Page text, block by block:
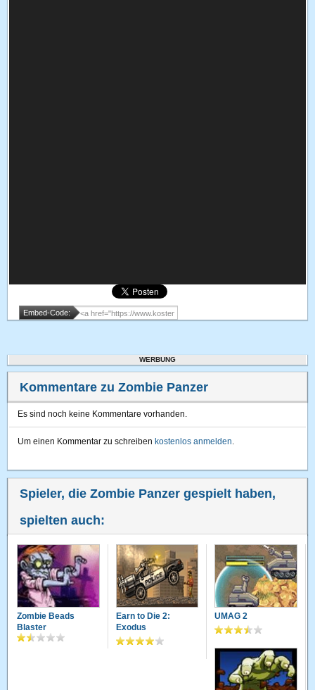
Embed-Code:
WERBUNG
Kommentare zu Zombie Panzer
Es sind noch keine Kommentare vorhanden.
Um einen Kommentar zu schreiben kostenlos anmelden.
Spieler, die Zombie Panzer gespielt haben,
spielten auch:
Zombie Beads
Blaster
Earn to Die 2:
Exodus
UMAG 2